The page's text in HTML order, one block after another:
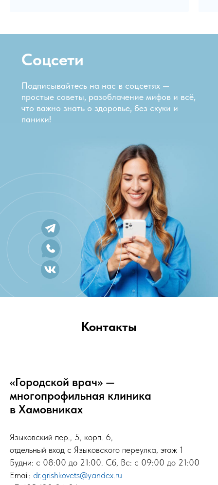
Соцсети
Подписывайтесь на нас в соцсетях —
простые советы, разоблачение мифов и всё,
что важно знать о здоровье, без скуки и
паники!
Контакты
«Городской врач» —
многопрофильная клиника
в Хамовниках
Языковский пер., 5, корп. 6,
отдельный вход с Языковского переулка, этаж 1
Будни: с 08:00 до 21:00. Сб, Вс: с 09:00 до 21:00
Email: dr.grishkovets@yandex.ru